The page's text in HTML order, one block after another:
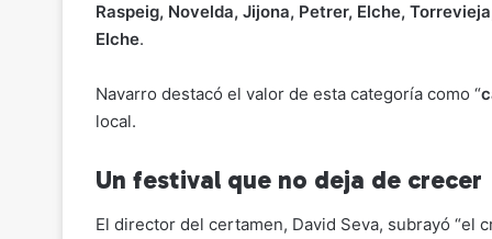
Raspeig, Novelda, Jijona, Petrer, Elche,
Elche.
Navarro destacó el valor de esta categoría como “
local.
Un festival que no deja de crecer
El director del certamen, David Seva, subrayó